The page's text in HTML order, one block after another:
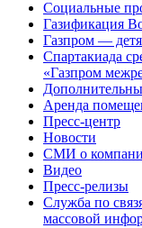
Социальные
Газификация
Газпром —
Спартакиада
«Газпром
Аренда
Пресс-центр
Новости
СМИ о
Видео
Пресс-релизы
Служба по
массовой